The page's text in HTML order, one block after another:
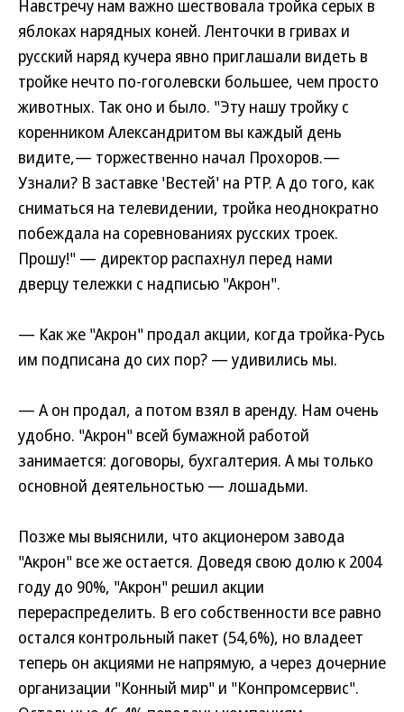
Навстречу нам важно шествовала тройка серых в
яблоках нарядных коней. Ленточки в гривах и
русский наряд кучера явно приглашали видеть в
тройке нечто по-гоголевски большее, чем просто
животных. Так оно и было. "Эту нашу тройку с
коренником Александритом вы каждый день
видите,— торжественно начал Прохоров.—
Узнали? В заставке 'Вестей' на РТР. А до того, как
сниматься на телевидении, тройка неоднократно
побеждала на соревнованиях русских троек.
Прошу!" — директор распахнул перед нами
дверцу тележки с надписью "Акрон".
— Как же "Акрон" продал акции, когда тройка-Русь
им подписана до сих пор? — удивились мы.
— А он продал, а потом взял в аренду. Нам очень
удобно. "Акрон" всей бумажной работой
занимается: договоры, бухгалтерия. А мы только
основной деятельностью — лошадьми.
Позже мы выяснили, что акционером завода
"Акрон" все же остается. Доведя свою долю к 2004
году до 90%, "Акрон" решил акции
перераспределить. В его собственности все равно
остался контрольный пакет (54,6%), но владеет
теперь он акциями не напрямую, а через дочерние
организации "Конный мир" и "Конпромсервис".